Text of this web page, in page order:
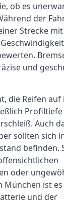
ob es
der
Strecke mit
und
die Reifen
Auch
sollten sich
befinden.
oder
München ist
und der